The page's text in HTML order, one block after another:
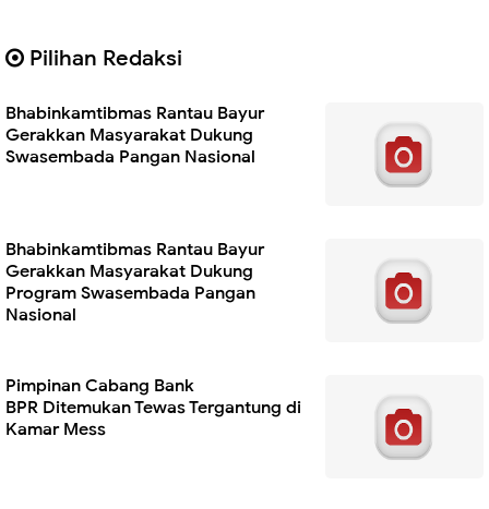
Pilihan Redaksi
Bhabinkamtibmas Rantau Bayur
Gerakkan Masyarakat Dukung
Swasembada Pangan Nasional
Bhabinkamtibmas Rantau Bayur
Gerakkan Masyarakat Dukung
Program Swasembada Pangan
Nasional
Pimpinan Cabang Bank
BPR Ditemukan Tewas Tergantung di
Kamar Mess